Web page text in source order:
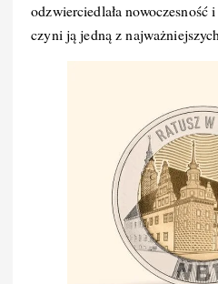
odzwierciedlała nowoczesność
czyni ją jedną z